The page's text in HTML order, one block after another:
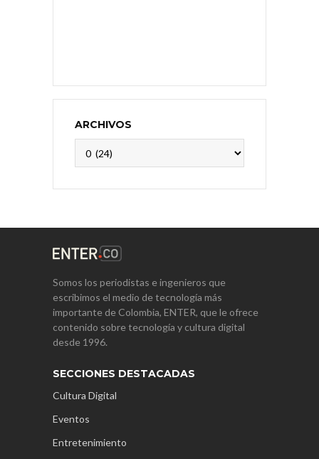
ARCHIVOS
Somos los periodistas e ingenieros que
escribimos el medio de tecnología más
importante de Colombia, ENTER, que le ofrece
contenido sobre tecnología y cultura digital
desde 1996.
SECCIONES DESTACADAS
Cultura Digital
Eventos
Entretenimiento